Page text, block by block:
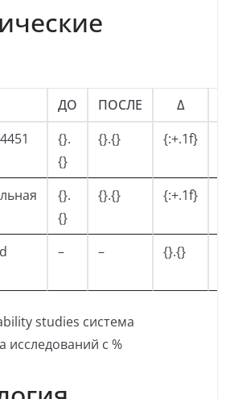
ДО ПОСЛЕ Δ
{}.
{}
{}.{} {:+.1f}
{}.
{}
{}.{} {:+.1f}
– – {}.{}
studies система
исследований с %